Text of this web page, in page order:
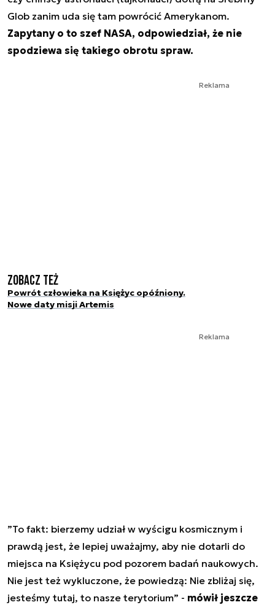
Glob zanim uda się tam powrócić Amerykanom.
Zapytany o to szef NASA, odpowiedział, że nie
spodziewa się takiego obrotu spraw.
Reklama
Zobacz też
Powrót człowieka na Księżyc opóźniony.
Nowe daty misji Artemis
Reklama
”To fakt: bierzemy udział w wyścigu kosmicznym i
prawdą jest, że lepiej uważajmy, aby nie dotarli do
miejsca na Księżycu pod pozorem badań naukowych.
Nie jest też wykluczone, że powiedzą: Nie zbliżaj się,
jesteśmy tutaj, to nasze terytorium” - mówił jeszcze